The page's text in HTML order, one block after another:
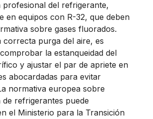
profesional del refrigerante,
en equipos con R-32, que deben
sobre gases fluorados.
correcta purga del aire, es
la estanqueidad del
y ajustar el par de apriete en
abocardadas para evitar
normativa europea sobre
de refrigerantes puede
el Ministerio para la Transición